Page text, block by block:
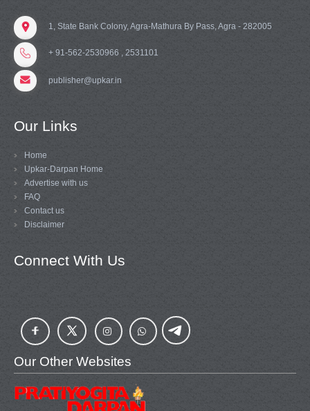
1, State Bank Colony, Agra-Mathura By Pass, Agra - 282005
+ 91-562-2530966 , 2531101
publisher@upkar.in
Our Links
Home
Upkar-Darpan Home
Advertise with us
FAQ
Contact us
Disclaimer
Connect With Us
Our Other Websites